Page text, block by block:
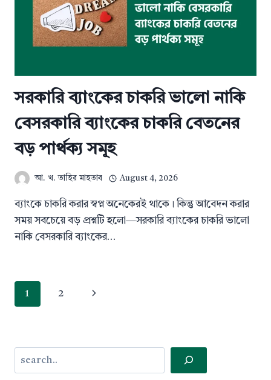
সরকারি ব্যাংকের চাকরি ভালো নাকি
বেসরকারি ব্যাংকের চাকরি বেতনের
বড় পার্থক্য সমূহ
আ. খ. তাহির মাহতাব August 4, 2026
ব্যাংকে চাকরি করার স্বপ্ন অনেকেরই থাকে। কিন্তু আবেদন করার
সময় সবচেয়ে বড় প্রশ্নটি হলো—সরকারি ব্যাংকের চাকরি ভালো
নাকি বেসরকারি ব্যাংকের…
Page
1 2 Next
Search